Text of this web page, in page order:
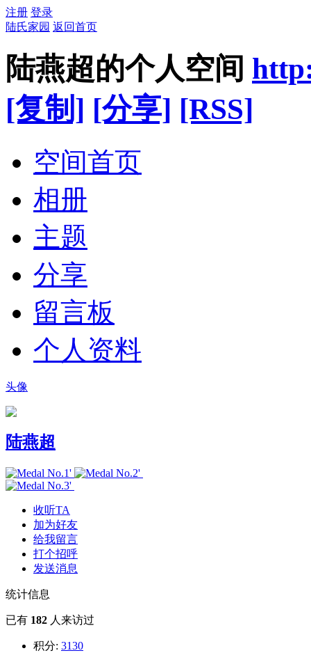
注册 登录
陆氏家园 返回首页
陆燕超的个人空间
[复制] [分享] [RSS]
空间首页
相册
主题
分享
留言板
个人资料
头像
陆燕超
收听TA
加为好友
给我留言
打个招呼
发送消息
统计信息
已有 182 人来访过
积分: 3130